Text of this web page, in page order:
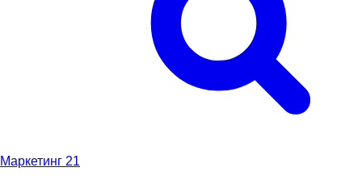
Маркетинг 21